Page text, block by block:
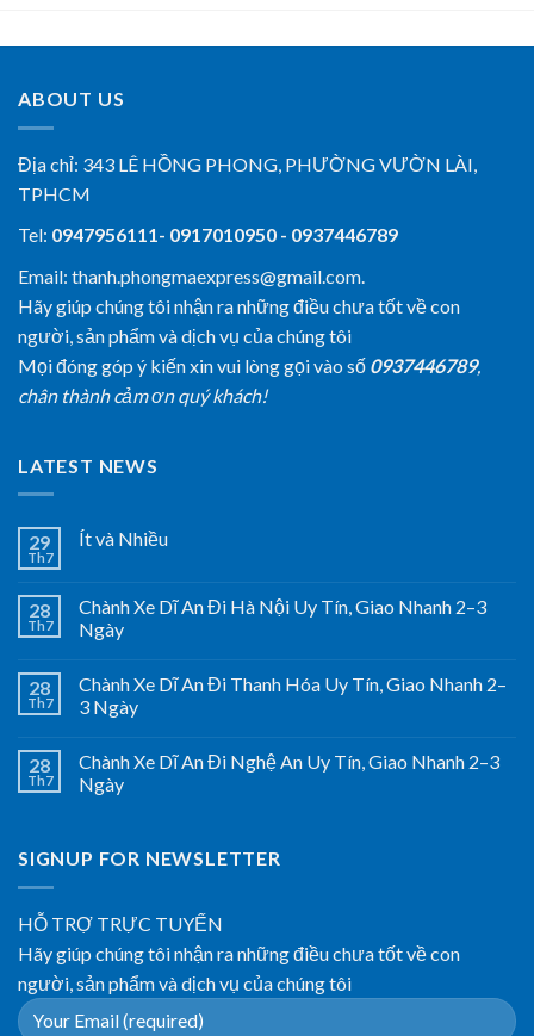
ABOUT US
Địa chỉ: 343 LÊ HỒNG PHONG, PHƯỜNG VƯỜN LÀI,
TPHCM
Tel: 0947956111- 0917010950 - 0937446789
Email: thanh.phongmaexpress@gmail.com.
Hãy giúp chúng tôi nhận ra những điều chưa tốt về con
người, sản phẩm và dịch vụ của chúng tôi
Mọi đóng góp ý kiến xin vui lòng gọi vào số 0937446789,
chân thành cảm ơn quý khách!
LATEST NEWS
29
Th7
Ít và Nhiều
28
Th7
Chành Xe Dĩ An Đi Hà Nội Uy Tín, Giao Nhanh 2–3
Ngày
28
Th7
Chành Xe Dĩ An Đi Thanh Hóa Uy Tín, Giao Nhanh 2–
3 Ngày
28
Th7
Chành Xe Dĩ An Đi Nghệ An Uy Tín, Giao Nhanh 2–3
Ngày
SIGNUP FOR NEWSLETTER
HỖ TRỢ TRỰC TUYẾN
Hãy giúp chúng tôi nhận ra những điều chưa tốt về con
người, sản phẩm và dịch vụ của chúng tôi